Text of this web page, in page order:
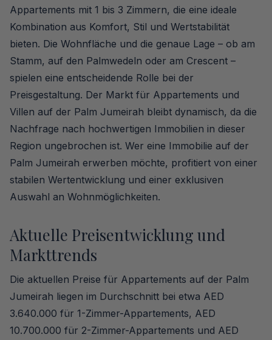
Appartements mit 1 bis 3 Zimmern, die eine ideale
Kombination aus Komfort, Stil und Wertstabilität
bieten. Die Wohnfläche und die genaue Lage – ob am
Stamm, auf den Palmwedeln oder am Crescent –
spielen eine entscheidende Rolle bei der
Preisgestaltung. Der Markt für Appartements und
Villen auf der Palm Jumeirah bleibt dynamisch, da die
Nachfrage nach hochwertigen Immobilien in dieser
Region ungebrochen ist. Wer eine Immobilie auf der
Palm Jumeirah erwerben möchte, profitiert von einer
stabilen Wertentwicklung und einer exklusiven
Auswahl an Wohnmöglichkeiten.
Aktuelle Preisentwicklung und
Markttrends
Die aktuellen Preise für Appartements auf der Palm
Jumeirah liegen im Durchschnitt bei etwa AED
3.640.000 für 1-Zimmer-Appartements, AED
10.700.000 für 2-Zimmer-Appartements und AED